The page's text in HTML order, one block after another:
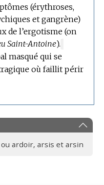
(érythroses,
et gangrène)
de l’ergotisme (on
Saint-Antoine).
DOMAINE
masqué qui se
où faillit périr
ardoir, arsis et arsin